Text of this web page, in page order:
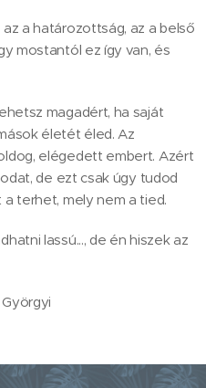
a határozottság, az a belső
mostantól ez így van, és
magadért, ha saját
életét éled. Az
elégedett embert. Azért
de ezt csak úgy tudod
terhet, mely nem a tied.
lassú..., de én hiszek az